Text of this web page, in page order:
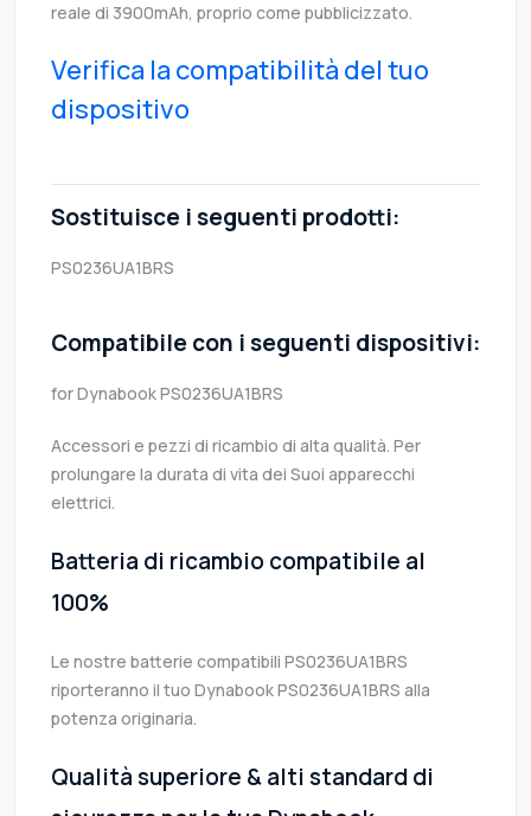
reale di 3900mAh, proprio come pubblicizzato.
Verifica la compatibilità del tuo
dispositivo
Sostituisce i seguenti prodotti:
PS0236UA1BRS
Compatibile con i seguenti dispositivi:
for Dynabook PS0236UA1BRS
Accessori e pezzi di ricambio di alta qualità. Per
prolungare la durata di vita dei Suoi apparecchi
elettrici.
Batteria di ricambio compatibile al
100%
Le nostre batterie compatibili PS0236UA1BRS
riporteranno il tuo Dynabook PS0236UA1BRS alla
potenza originaria.
Qualità superiore & alti standard di